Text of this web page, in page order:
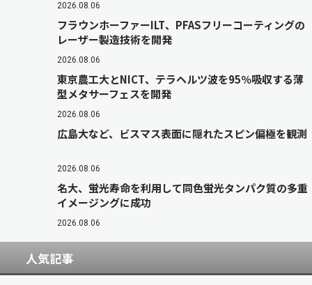
2026.08.06
フラウンホーファーILT、PFASフリーコーティングの
レーザー製造技術を開発
2026.08.06
東京農工大とNICT、テラヘルツ波を95％吸収する薄
型メタサーフェスを開発
2026.08.06
広島大など、ビスマス表面に隠れたスピン偏極を観測
2026.08.06
名大、蛍光寿命を利用して同色蛍光タンパク質の多重
イメージングに成功
2026.08.06
人気記事